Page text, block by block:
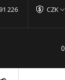
CZK
226
0